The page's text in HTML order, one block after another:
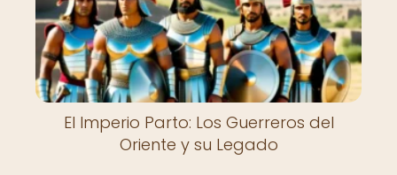
El Imperio Parto: Los Guerreros del
Oriente y su Legado